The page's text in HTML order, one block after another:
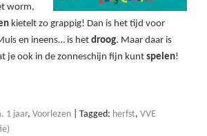
worm,
kietelt zo grappig! Dan is het tijd voor
en ineens… is het droog. Maar daar is
je ook in de zonneschijn fijn kunt spelen!
1 jaar, Voorlezen Tagged: herfst, VVE